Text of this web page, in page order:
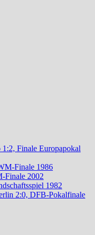
Finale Europapokal
Finale 1986
Finale 2002
1982
2:0, DFB-Pokalfinale